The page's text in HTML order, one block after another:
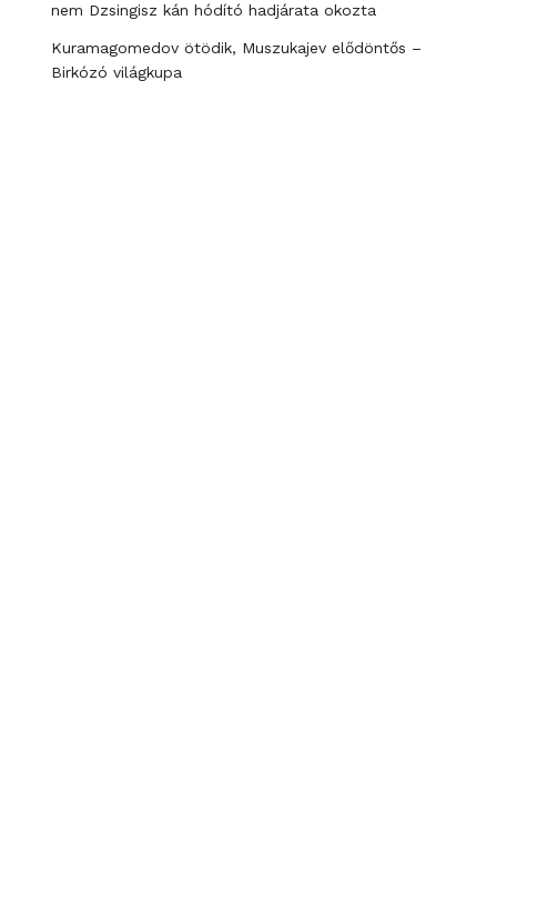
nem Dzsingisz kán hódító hadjárata okozta
Kuramagomedov ötödik, Muszukajev elődöntős –
Birkózó világkupa